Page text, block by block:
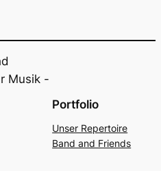
Musik -
Portfolio
Unser Reper­toire
Band and Fri­ends